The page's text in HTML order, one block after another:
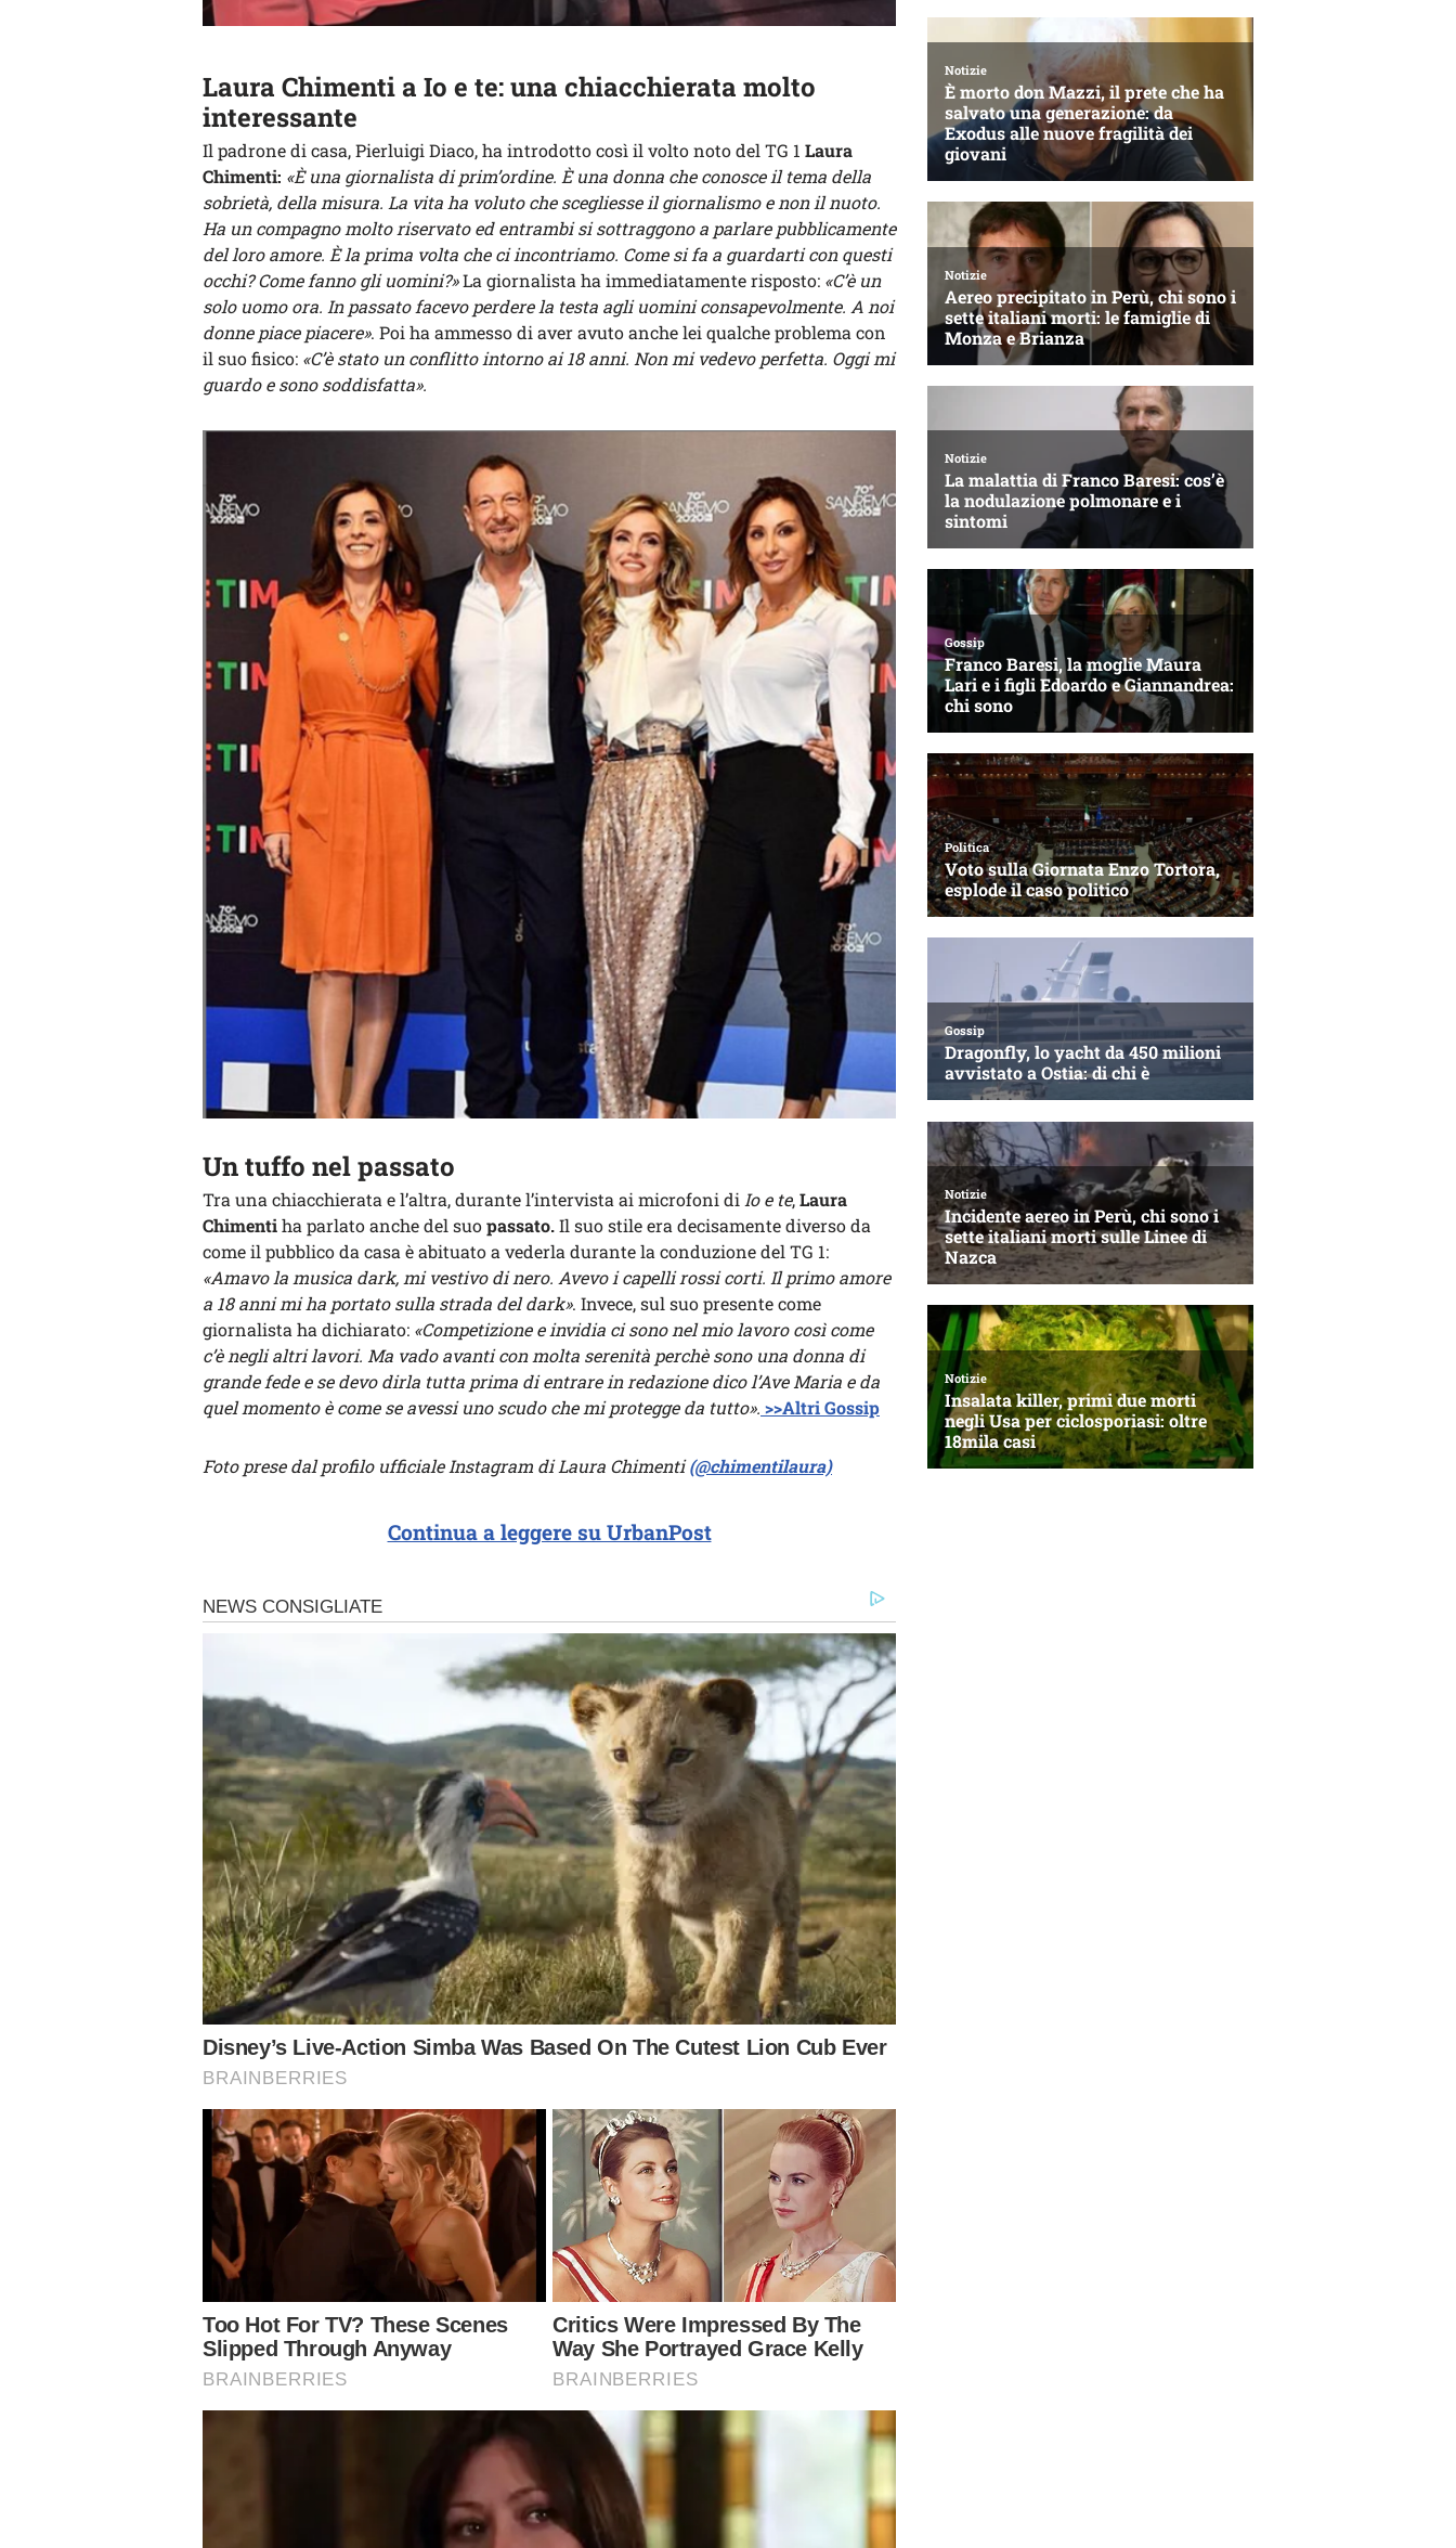
Laura Chimenti a Io e te: una chiacchierata molto
interessante
Il padrone di casa, Pierluigi Diaco, ha introdotto così il volto noto del TG 1 Laura
Chimenti: «È una giornalista di prim’ordine. È una donna che conosce il tema della
sobrietà, della misura. La vita ha voluto che scegliesse il giornalismo e non il nuoto.
Ha un compagno molto riservato ed entrambi si sottraggono a parlare pubblicamente
del loro amore. È la prima volta che ci incontriamo. Come si fa a guardarti con questi
occhi? Come fanno gli uomini?»La giornalista ha immediatamente risposto: «C’è un
solo uomo ora. In passato facevo perdere la testa agli uomini consapevolmente. A noi
donne piace piacere». Poi ha ammesso di aver avuto anche lei qualche problema con
il suo fisico: «C’è stato un conflitto intorno ai 18 anni. Non mi vedevo perfetta. Oggi mi
guardo e sono soddisfatta».
Un tuffo nel passato
Tra una chiacchierata e l’altra, durante l’intervista ai microfoni diIo e te,Laura
Chimentiha parlato anche del suopassato.Il suo stile era decisamente diverso da
come il pubblico da casa è abituato a vederla durante la conduzione del TG 1:
«Amavo la musica dark, mi vestivo di nero. Avevo i capelli rossi corti. Il primo amore
a 18 anni mi ha portato sulla strada del dark». Invece, sul suo presente come
giornalista ha dichiarato: «Competizione e invidia ci sono nel mio lavoro così come
c’è negli altri lavori. Ma vado avanti con molta serenità perchè sono una donna di
grande fede e se devo dirla tutta prima di entrare in redazione dico l’Ave Maria e da
quel momento è come se avessi uno scudo che mi protegge da tutto». >>Altri Gossip
Foto prese dal profilo ufficiale Instagram di Laura Chimenti(@chimentilaura)
Continua a leggere su UrbanPost